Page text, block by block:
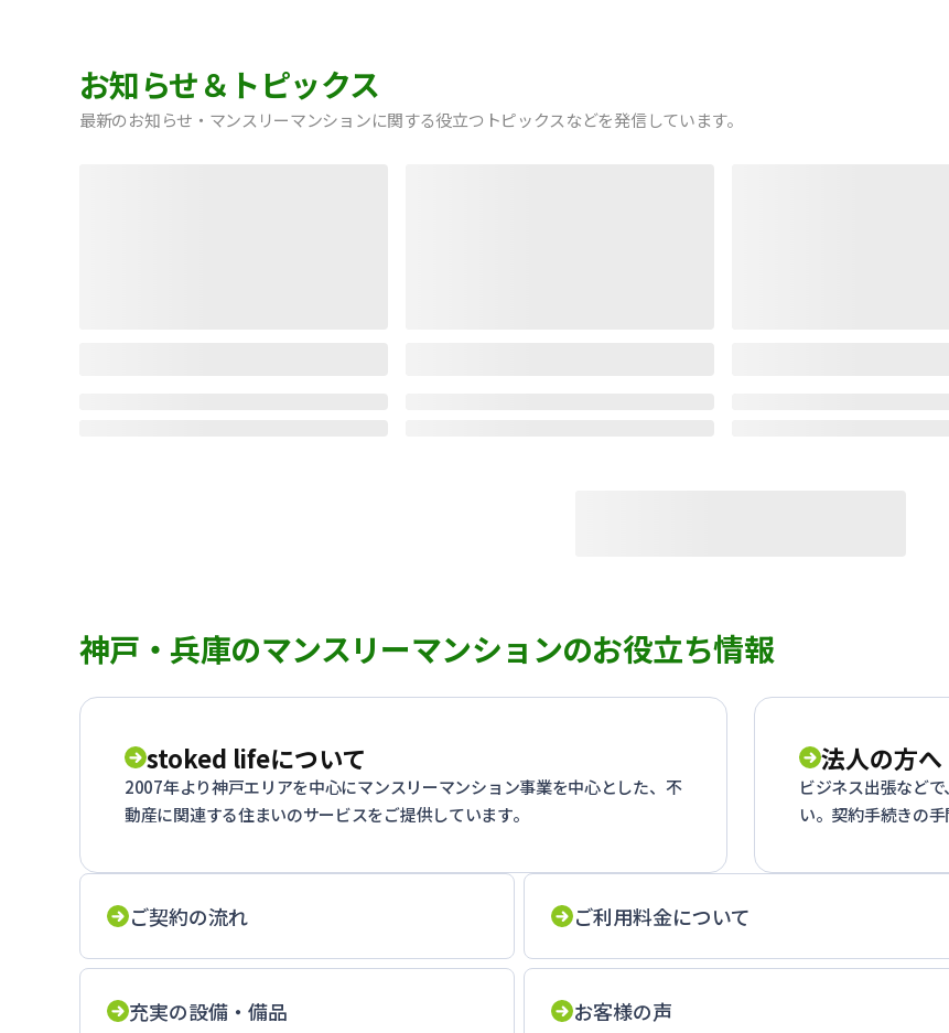
お知らせ＆トピックス
最新のお知らせ・マンスリーマンションに関する役立つトピックスなどを発信しています。
神戸・兵庫のマンスリーマンションのお役立ち情報
stoked lifeについて
2007年より神戸エリアを中心にマンスリーマンション事業を中心とした、不
動産に関連する住まいのサービスをご提供しています。
法人の方へ
ビジネス出張など
い。契約手続きの
ご契約の流れ ご利用料金について
充実の設備・備品 お客様の声